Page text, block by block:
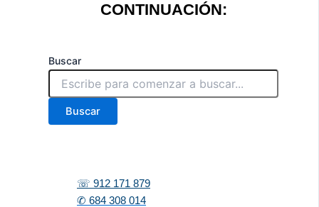
CONTINUACIÓN:
Buscar
Buscar
☏ 912 171 879
✆ 684 308 014